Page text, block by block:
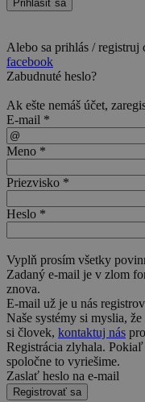
Prihlásiť sa
Alebo sa prihlás / registruj
facebook
Zabudnuté heslo?
Ak ešte nemáš účet,
E-mail *
Meno *
Priezvisko *
Heslo *
Vyplň prosím všetky
Zadaný e-mail je v zlom
znova.
E-mail už je u nás
Naše systémy si myslia,
si človek, kontaktuj nás
Registrácia zlyhala.
spoločne to vyriešime.
Zaslať heslo na e-mail
Registrovať sa